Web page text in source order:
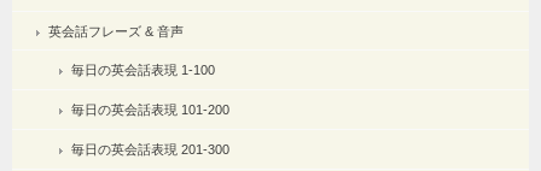
英会話フレーズ & 音声
毎日の英会話表現 1-100
毎日の英会話表現 101-200
毎日の英会話表現 201-300